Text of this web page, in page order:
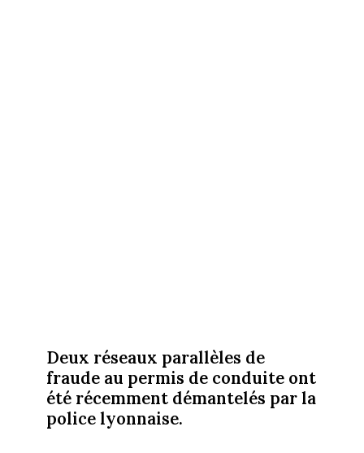
Deux réseaux parallèles de
fraude au permis de conduite ont
été récemment démantelés par la
police lyonnaise.